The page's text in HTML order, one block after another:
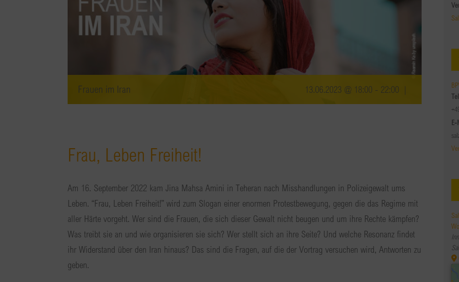
Frauen im Iran 13.06.2023 @ 18:00 - 22:00
Frau, Leben Freiheit!
Am 16. September 2022 kam Jina Mahsa Amini in Teheran nach Misshandlungen in Polizeigewalt ums
Leben. “Frau, Leben Freiheit!” wird zum Slogan einer enormen Protestbewegung, gegen die das Regime mit
aller Härte vorgeht. Wer sind die Frauen, die sich dieser Gewalt nicht beugen und um ihre Rechte kämpfen?
Was treibt sie an und wie organisieren sie sich? Wer stellt sich an ihre Seite? Und welche Resonanz findet
ihr Widerstand über den Iran hinaus? Das sind die Fragen, auf die der Vortrag versuchen wird, Antworten zu
geben.
E-